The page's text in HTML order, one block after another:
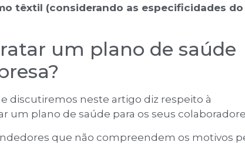
têxtil (considerando as especificidades do
um plano de saúde
discutiremos neste artigo diz respeito à
um plano de saúde para os seus
que não compreendem os motivos